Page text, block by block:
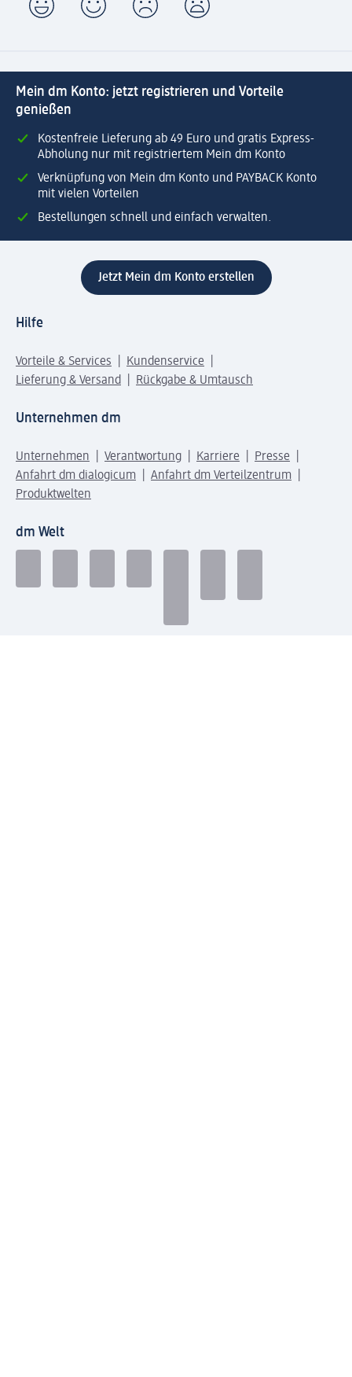
Mein dm Konto: jetzt registrieren und Vorteile
genießen
Kostenfreie Lieferung ab 49 Euro und gratis Express-
Abholung nur mit registriertem Mein dm Konto
Verknüpfung von Mein dm Konto und PAYBACK Konto
mit vielen Vorteilen
Bestellungen schnell und einfach verwalten.
Jetzt Mein dm Konto erstellen
Hilfe
Vorteile & Services
Kundenservice
Lieferung & Versand
Rückgabe & Umtausch
Unternehmen dm
Unternehmen Verantwortung Karriere
Presse
Anfahrt dm dialogicum
Anfahrt dm Verteilzentrum
Produktwelten
dm Welt